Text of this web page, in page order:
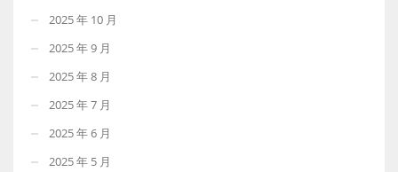
2025 年 10 月
2025 年 9 月
2025 年 8 月
2025 年 7 月
2025 年 6 月
2025 年 5 月